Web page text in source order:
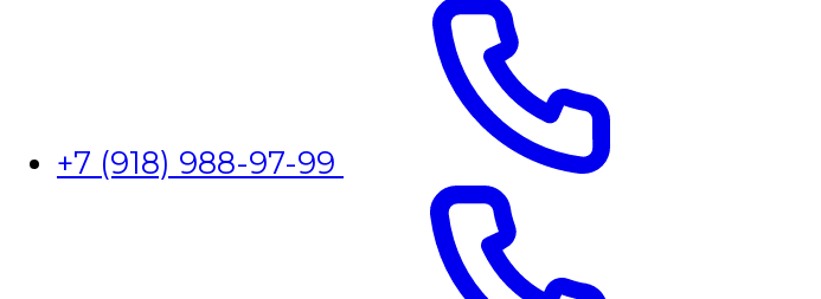
+7 (918) 988-97-99